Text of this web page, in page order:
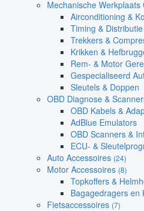
Mechanische Werkplaats
Airconditioning &
Timing & Distributie
Trekkers &
Krikken &
Rem- & Motor
Gespecialiseerd
Sleutels & Doppen
OBD Diagnose &
OBD Kabels &
AdBlue Emulators
OBD Scanners &
ECU- &
Auto Accessoires (24)
Motor Accessoires (8)
Topkoffers &
Bagagedragers en
Fietsaccessoires (7)